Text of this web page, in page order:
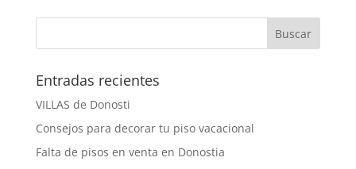
Entradas recientes
VILLAS de Donosti
Consejos para decorar tu piso vacacional
Falta de pisos en venta en Donostia